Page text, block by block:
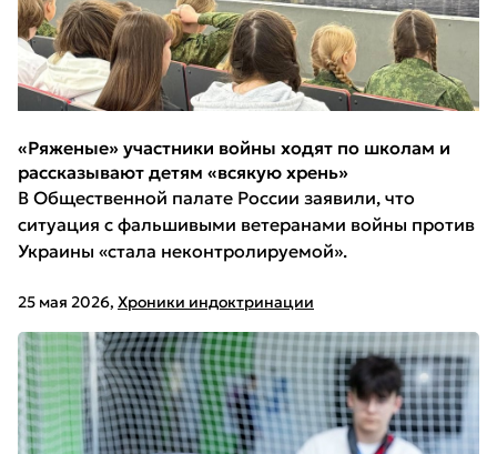
«Ряженые» участники войны ходят по школам и
рассказывают детям «всякую хрень»
В Общественной палате России заявили, что
ситуация с фальшивыми ветеранами войны против
Украины «стала неконтролируемой».
25 мая 2026, Хроники индоктринации